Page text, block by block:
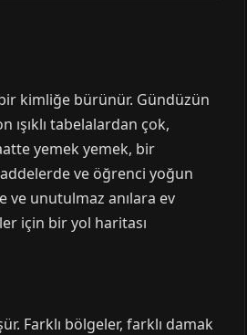
kimliğe bürünür. Gündüzün
ışıklı tabelalardan çok,
yemek yemek, bir
ve öğrenci yoğun
ve unutulmaz anılara ev
için bir yol haritası
Farklı bölgeler, farklı damak